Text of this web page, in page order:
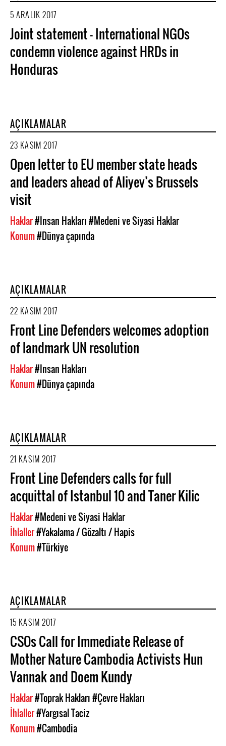
5 ARALIK 2017
Joint statement - International NGOs
condemn violence against HRDs in
Honduras
AÇIKLAMALAR
23 KASIM 2017
Open letter to EU member state heads
and leaders ahead of Aliyev’s Brussels
visit
Haklar#Insan Hakları#Medeni ve Siyasi Haklar
Konum#Dünya çapında
AÇIKLAMALAR
22 KASIM 2017
Front Line Defenders welcomes adoption
of landmark UN resolution
Haklar#Insan Hakları
Konum#Dünya çapında
AÇIKLAMALAR
21 KASIM 2017
Front Line Defenders calls for full
acquittal of Istanbul 10 and Taner Kilic
Haklar#Medeni ve Siyasi Haklar
İhlaller#Yakalama / Gözaltı / Hapis
Konum#Türkiye
AÇIKLAMALAR
15 KASIM 2017
CSOs Call for Immediate Release of
Mother Nature Cambodia Activists Hun
Vannak and Doem Kundy
Haklar#Toprak Hakları#Çevre Hakları
İhlaller#Yargısal Taciz
Konum#Cambodia